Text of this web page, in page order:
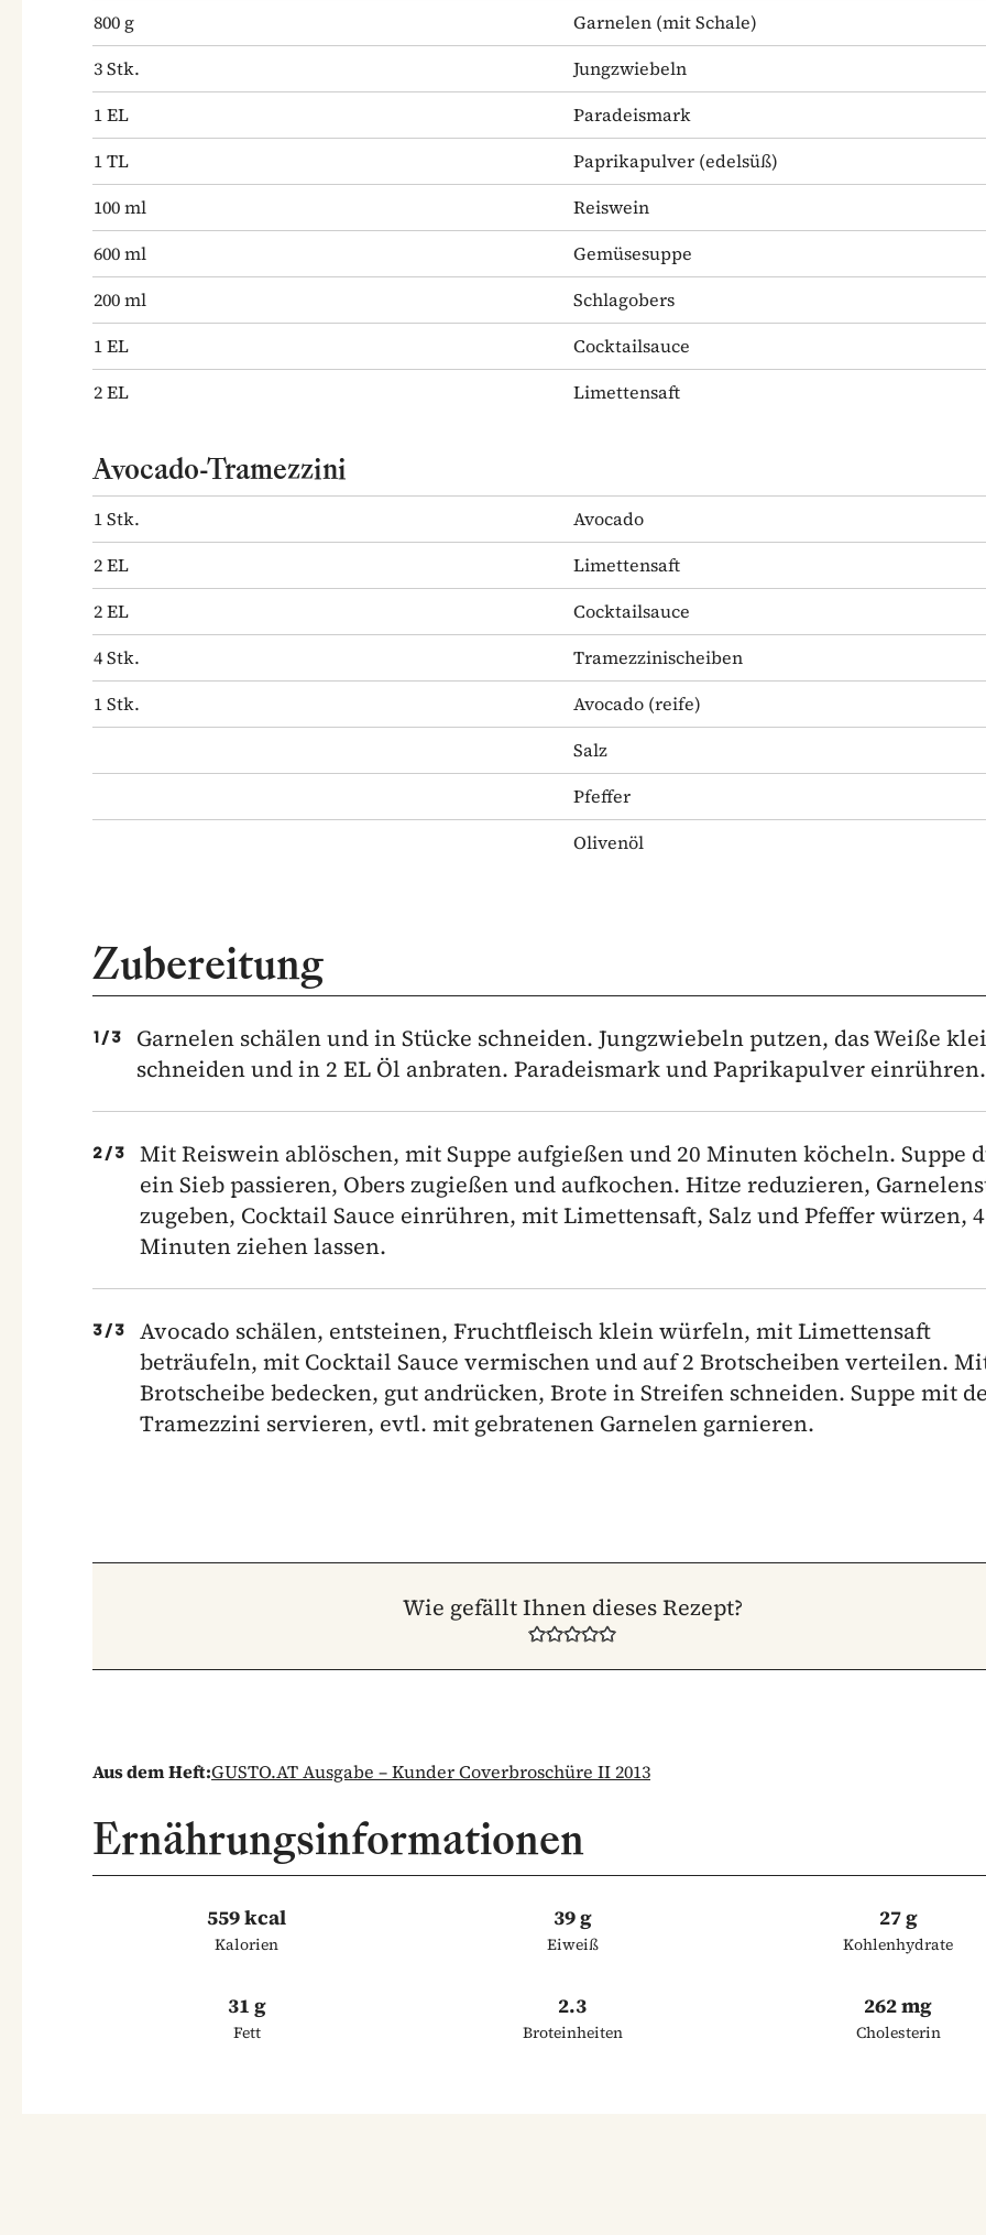
800 g Garnelen (mit Schale)
3Stk.
Jungzwiebeln
1EL
Paradeismark
1TL Paprikapulver (edelsüß)
100ml
Reiswein
600ml
Gemüsesuppe
200ml
Schlagobers
1EL
Cocktailsauce
2EL Limettensaft
Avocado-Tramezzini
1Stk.
Avocado
2EL
Limettensaft
2EL
Cocktailsauce
4Stk.
Tramezzinischeiben
1Stk. Avocado (reife)
Salz
Pfeffer
Olivenöl
Zubereitung
1/3
Garnelen schälen und in Stücke schneiden. Jungzwiebeln putzen, das Weiße
schneiden und in 2 EL Öl anbraten. Paradeismark und Paprikapulver einrühren.
2/3
Mit Reiswein ablöschen, mit Suppe aufgießen und 20 Minuten köcheln. Suppe
ein Sieb passieren, Obers zugießen und aufkochen. Hitze reduzieren,
zugeben, Cocktail Sauce einrühren, mit Limettensaft, Salz und Pfeffer würzen, 4
Minuten ziehen lassen.
3/3
Avocado schälen, entsteinen, Fruchtfleisch klein würfeln, mit Limettensaft
beträufeln, mit Cocktail Sauce vermischen und auf 2 Brotscheiben verteilen.
Brotscheibe bedecken, gut andrücken, Brote in Streifen schneiden. Suppe mit
Tramezzini servieren, evtl. mit gebratenen Garnelen garnieren.
Wie gefällt Ihnen dieses Rezept?
Aus dem Heft:GUSTO.AT Ausgabe – Kunder Coverbroschüre II 2013
Ernährungsinformationen
559 kcal
Kalorien
39 g
Eiweiß
27 g
Kohlenhydrate
31 g
Fett
2.3
Broteinheiten
262 mg
Cholesterin